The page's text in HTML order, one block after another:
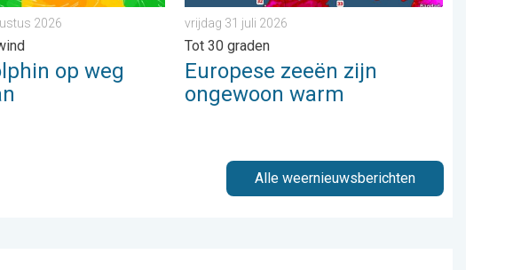
2026
op weg
vrijdag 31 juli 2026
Tot 30 graden
Europese zeeën zijn
ongewoon warm
Alle weernieuwsberichten